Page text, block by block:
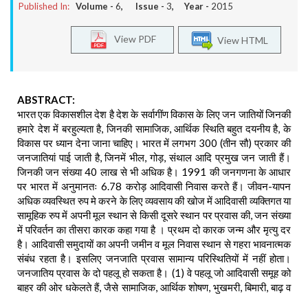
Published In: Volume - 6, Issue - 3, Year - 2015
View HTML
View PDF
ABSTRACT:
भारत एक विकासशील देश है देश के सर्वागींण विकास के लिए जन जातियों जिनकी
हमारे देश में बरहुल्यता है, जिनकी सामाजिक, आर्थिक स्थिति बहुत दयनीय है, के
विकास पर ध्यान देना जाना चाहिए। भारत में लगभग 300 (तीन सौ) प्रकार की
जनजातियां पाई जाती है, जिनमें भील, गोड़, संथाल आदि प्रमुख जन जाती हैं।
जिनकी जन संख्या 40 लाख से भी अधिक है। 1991 की जनगणना के आधार
पर भारत में अनुमानतः 6.78 करोड़ आदिवासी निवास करते हैं। जीवन-यापन
अधिक व्यवस्थित रुप मे करने के लिए व्यवसाय की खोज में आदिवासी व्यक्तिगत या
सामूहिक रुप में अपनी मूल स्थान से किसी दूसरे स्थान पर प्रवास की, जन संख्या
में परिवर्तन का तीसरा कारक कहा गया है । प्रथम दो कारक जन्म और मृत्यु दर
है। आदिवासी समुदायों का अपनी जमीन व मूल निवास स्थान से गहरा भावनात्मक
संबंध रहता है। इसलिए जनजाति प्रवास सामान्य परिस्थितियों में नहीं होता।
जनजातिय प्रवास के दो पहलू हो सकता है। (1) वे पहलू जो आदिवासी समूह को
बाहर की ओर धकेलते हैं, जैसे सामाजिक, आर्थिक शोषण, भुखमरी, बिमारी, बाढ़ व